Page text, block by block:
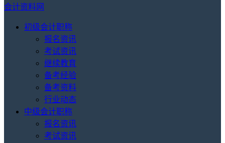
会计资料网
初级会计职称
报名资讯
考试资讯
继续教育
备考经验
备考资料
行业动态
中级会计职称
报名资讯
考试资讯